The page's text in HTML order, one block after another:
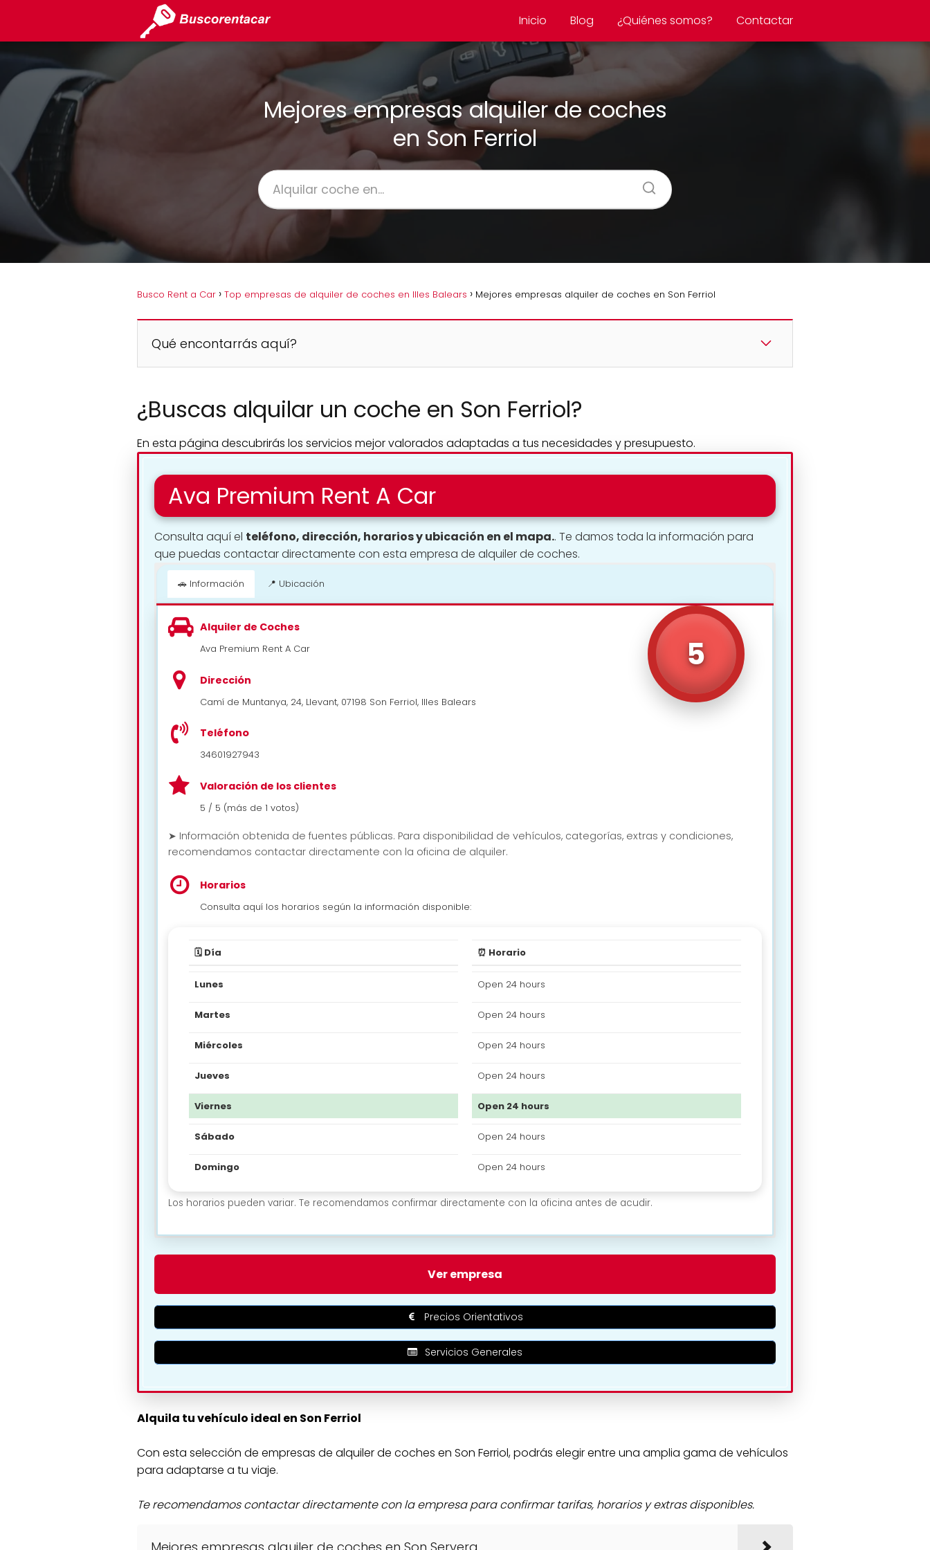
Inicio Blog ¿Quiénes somos? Contactar
Mejores empresas alquiler de coches
en Son Ferriol
Busco Rent a Car Top empresas de alquiler de coches en Illes Balears Mejores empresas alquiler de coches en Son Ferriol
Qué encontarrás aquí?
¿Buscas alquilar un coche en Son Ferriol?
En esta página descubrirás los servicios mejor valorados adaptadas a tus necesidades y presupuesto.
Ava Premium Rent A Car
Consulta aquí el teléfono, dirección, horarios y ubicación en el mapa.. Te damos toda la información para
que puedas contactar directamente con esta empresa de alquiler de coches.
🚗 Información 📍 Ubicación
5
Alquiler de Coches
Ava Premium Rent A Car
Dirección
Camí de Muntanya, 24, Llevant, 07198 Son Ferriol, Illes Balears
Teléfono
34601927943
Valoración de los clientes
5 / 5 (más de 1 votos)
➤ Información obtenida de fuentes públicas. Para disponibilidad de vehículos, categorías, extras y condiciones,
recomendamos contactar directamente con la oficina de alquiler.
Horarios
Consulta aquí los horarios según la información disponible:
🗓️ Día ⏰ Horario
Lunes Open 24 hours
Martes Open 24 hours
Miércoles Open 24 hours
Jueves Open 24 hours
Viernes Open 24 hours
Sábado Open 24 hours
Domingo Open 24 hours
Los horarios pueden variar. Te recomendamos confirmar directamente con la oficina antes de acudir.
Ver empresa
Precios Orientativos
Servicios Generales
Alquila tu vehículo ideal en Son Ferriol
Con esta selección de empresas de alquiler de coches en Son Ferriol, podrás elegir entre una amplia gama de vehículos
para adaptarse a tu viaje.
Te recomendamos contactar directamente con la empresa para confirmar tarifas, horarios y extras disponibles.